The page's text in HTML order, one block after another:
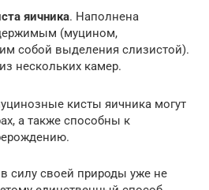
яичника. Наполнена
(муцином,
собой выделения слизистой).
нескольких камер.
кисты яичника могут
а также способны к
силу своей природы уже не